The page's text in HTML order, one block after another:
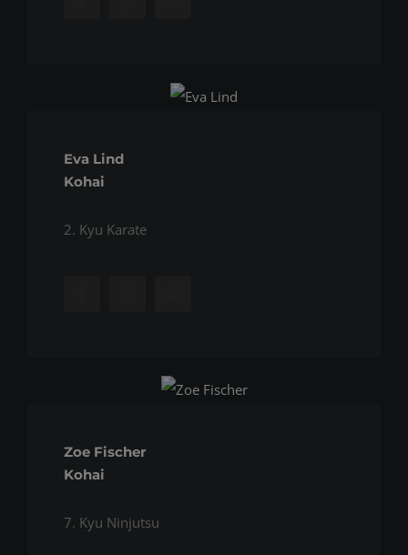
Eva Lind
Kohai
2. Kyu Karate
Zoe Fischer
Kohai
7. Kyu Ninjutsu